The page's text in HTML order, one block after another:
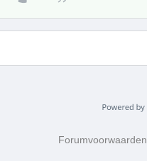
Forumvoorwaarden